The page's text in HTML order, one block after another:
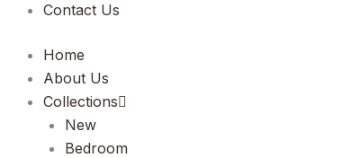
Contact Us
Home
About Us
Collections
New
Bedroom